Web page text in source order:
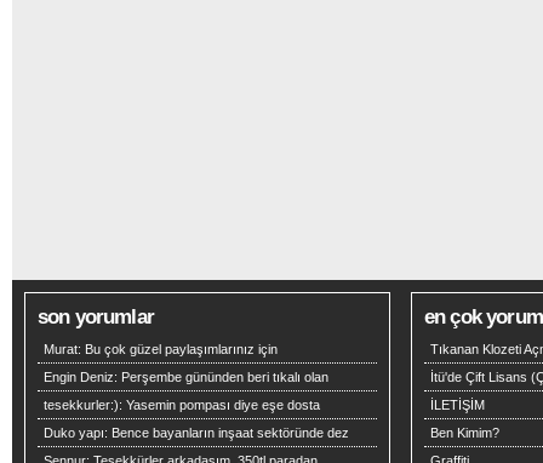
son yorumlar
Murat: Bu çok güzel paylaşımlarınız için
Engin Deniz: Perşembe gününden beri tıkalı olan
tesekkurler:): Yasemin pompası diye eşe dosta
Duko yapı: Bence bayanların inşaat sektöründe dez
en çok
Tıkanan Klozeti
İtü'de Çift Lisans
İLETİŞİM
Ben Kimim?